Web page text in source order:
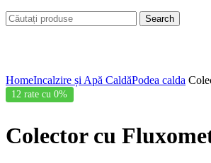
Search
HomeIncalzire și Apă CaldăPodea calda
12 rate cu 0%
Colector cu